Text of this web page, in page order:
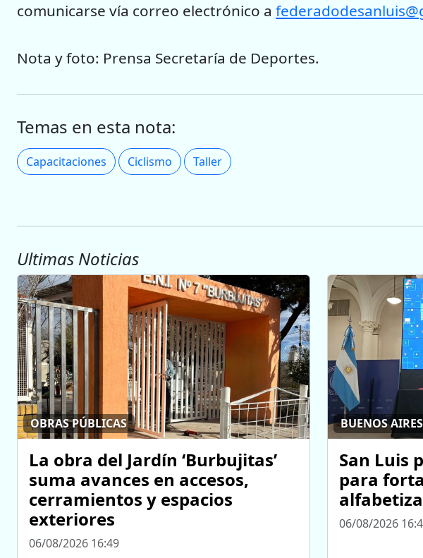
comunicarse vía correo electrónico a
Nota y foto: Prensa Secretaría de Deportes.
Temas en esta nota:
Capacitaciones Ciclismo Taller
Ultimas Noticias
OBRAS PÚBLICAS
La obra del Jardín ‘Burbujitas’
suma avances en accesos,
cerramientos y espacios
exteriores
06/08/2026 16:49
BUENOS AIRES
San Luis
para
06/08/2026